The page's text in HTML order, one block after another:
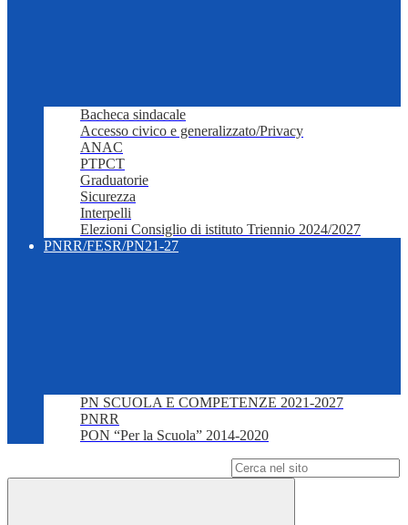
Bacheca sindacale
Accesso civico e generalizzato/Privacy
ANAC
PTPCT
Graduatorie
Sicurezza
Interpelli
Elezioni Consiglio di istituto Triennio 2024/2027
PNRR/FESR/PN21-27
PN SCUOLA E COMPETENZE 2021-2027
PNRR
PON “Per la Scuola” 2014-2020